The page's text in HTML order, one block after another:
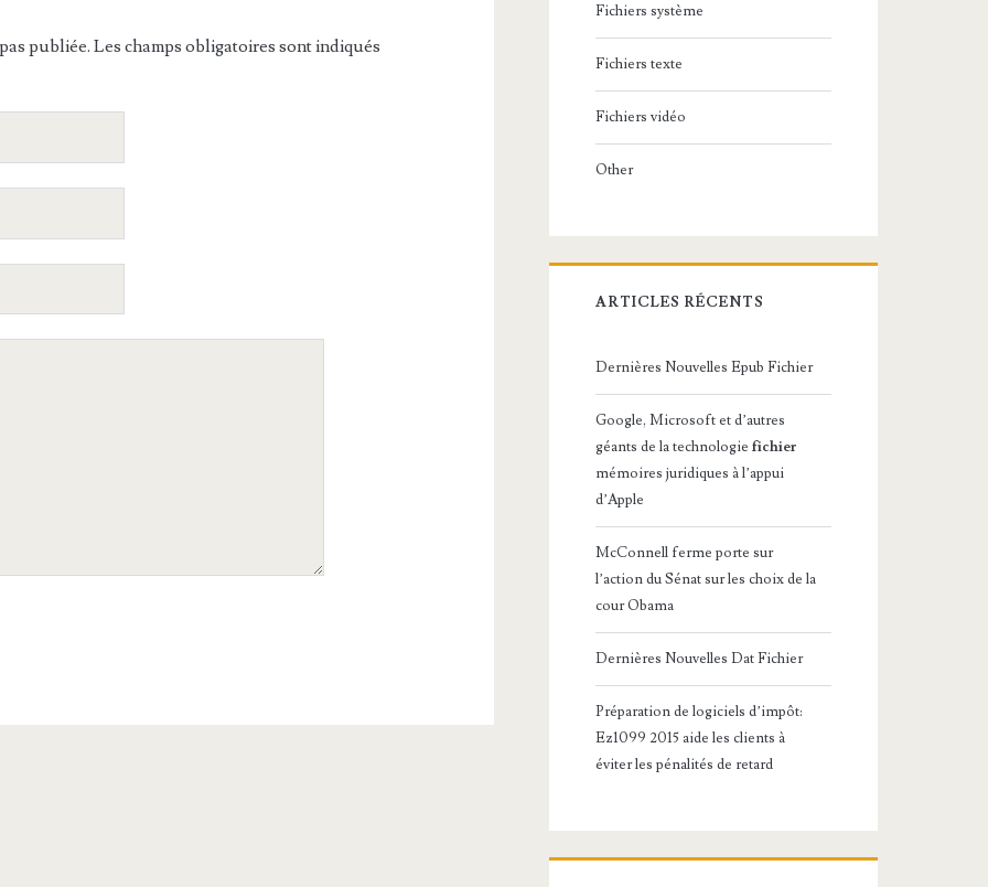
publiée. Les champs obligatoires sont indiqués
Fichiers système
Fichiers texte
Fichiers vidéo
Other
ARTICLES RÉCENTS
Dernières Nouvelles Epub Fichier
Google, Microsoft et d’autres
géants de la technologiefichier
mémoires juridiques à l’appui
d’Apple
McConnell ferme porte sur
l’action du Sénat sur les choix de la
cour Obama
Dernières Nouvelles Dat Fichier
Préparation de logiciels d’impôt:
Ez1099 2015 aide les clients à
éviter les pénalités de retard